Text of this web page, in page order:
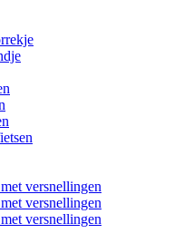
versnellingen
versnellingen
versnellingen